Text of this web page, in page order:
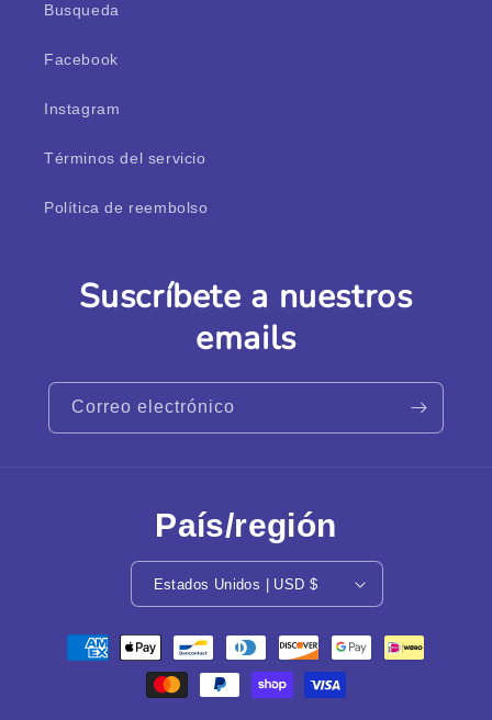
Busqueda
Facebook
Instagram
Términos del servicio
Política de reembolso
Suscríbete a nuestros
emails
Correo electrónico
País/región
Estados Unidos | USD $
Formas